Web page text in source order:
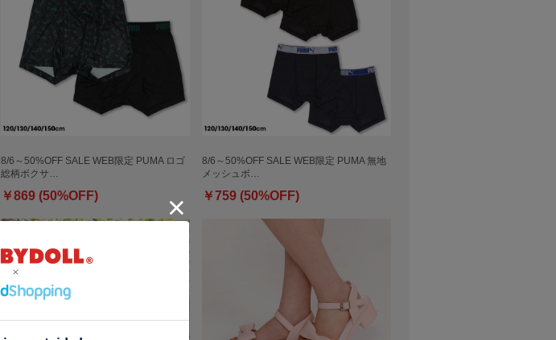
8/6～50%OFF SALE WEB限定 PUMA ロゴ
総柄ボクサ…
￥869 (50%OFF)
8/6～50%OFF SALE WEB限定 PUMA 無地
メッシュボ…
￥759 (50%OFF)